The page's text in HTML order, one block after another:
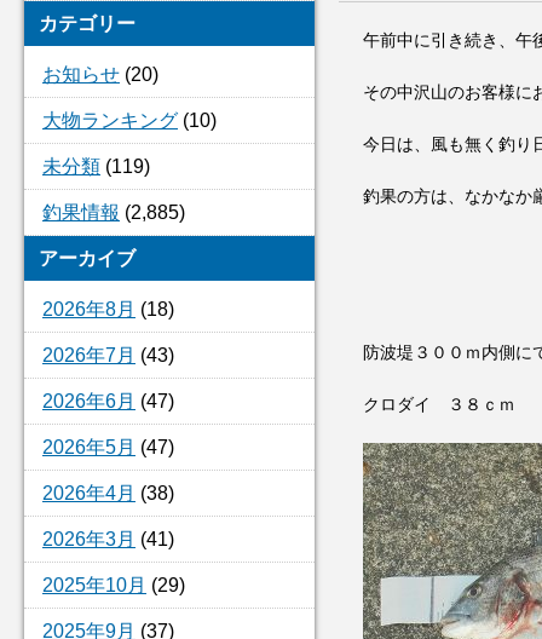
カテゴリー
お知らせ (20)
大物ランキング (10)
未分類 (119)
釣果情報 (2,885)
アーカイブ
2026年8月 (18)
2026年7月 (43)
2026年6月 (47)
2026年5月 (47)
2026年4月 (38)
2026年3月 (41)
2025年10月 (29)
2025年9月 (37)
午前中に引き続き、午
その中沢山のお客様に
今日は、風も無く釣り
釣果の方は、なかなか
防波堤３００ｍ内側に
クロダイ ３８ｃｍ